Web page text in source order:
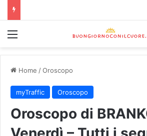
Home /Oroscopo
myTraffic Oroscopo
Oroscopo di